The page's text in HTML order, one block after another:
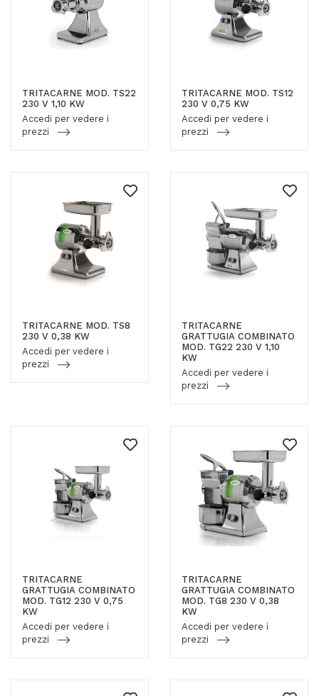
TRITACARNE MOD. TS22
230 V 1,10 KW
Accedi per vedere i
prezzi
TRITACARNE MOD. TS12
230 V 0,75 KW
Accedi per vedere i
prezzi
TRITACARNE MOD. TS8
230 V 0,38 KW
Accedi per vedere i
prezzi
TRITACARNE
GRATTUGIA COMBINATO
MOD. TG22 230 V 1,10
KW
Accedi per vedere i
prezzi
TRITACARNE
GRATTUGIA COMBINATO
MOD. TG12 230 V 0,75
KW
Accedi per vedere i
prezzi
TRITACARNE
GRATTUGIA COMBINATO
MOD. TG8 230 V 0,38
KW
Accedi per vedere i
prezzi